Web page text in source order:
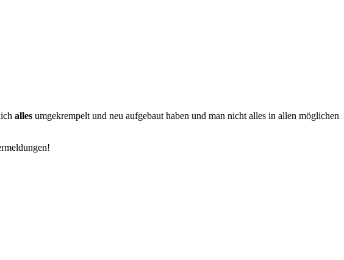
alles umgekrempelt und neu aufgebaut haben und man nicht alles in allen möglichen